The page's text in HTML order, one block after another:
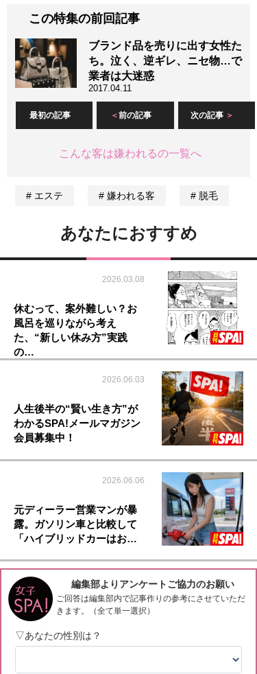
この特集の前回記事
ブランド品を売りに出す女性た
ち。泣く、逆ギレ、ニセ物…で
業者は大迷惑
2017.04.11
最初の記事 前の記事 次の記事
こんな客は嫌われるの一覧へ
エステ 嫌われる客 脱毛
あなたにおすすめ
2026.03.08
休むって、案外難しい？お
風呂を巡りながら考え
た、“新しい休み方”実践
の…
2026.06.03
人生後半の“賢い生き方”が
わかるSPA!メールマガジン
会員募集中！
2026.06.06
元ディーラー営業マンが暴
露。ガソリン車と比較して
「ハイブリッドカーはお…